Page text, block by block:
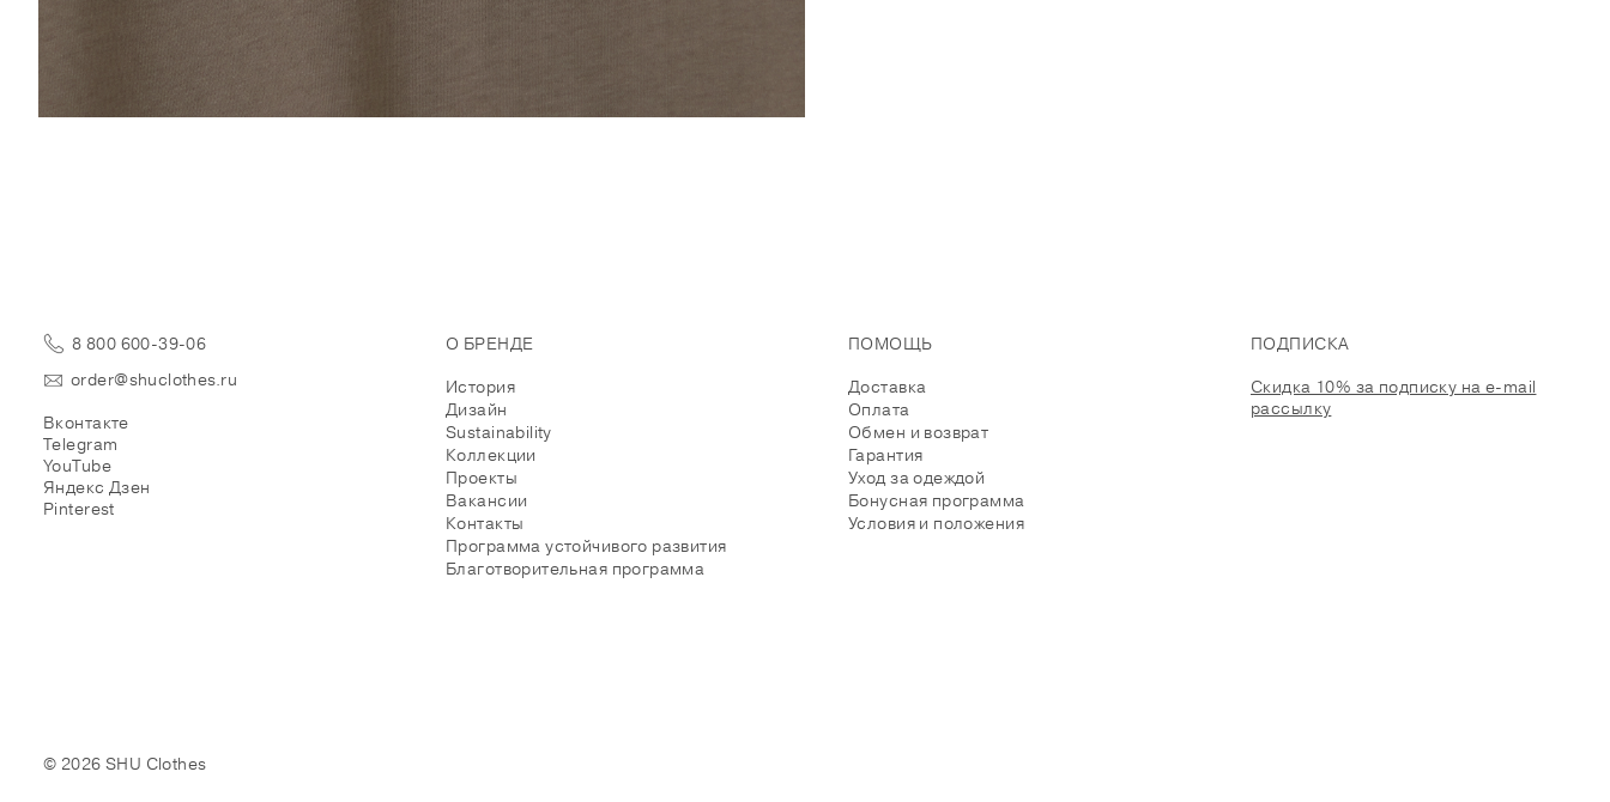
8 800 600-39-06
order@shuclothes.ru
Вконтакте
Telegram
YouTube
Яндекс Дзен
Pinterest
О БРЕНДЕ
История
Дизайн
Sustainability
Коллекции
Проекты
Вакансии
Контакты
Программа устойчивого развития
Благотворительная программа
ПОМОЩЬ
Доставка
Оплата
Обмен и возврат
Гарантия
Уход за одеждой
Бонусная программа
Условия и положения
ПОДПИСКА
Скидка 10% за подписку на e-mail
рассылку
© 2026 SHU Clothes